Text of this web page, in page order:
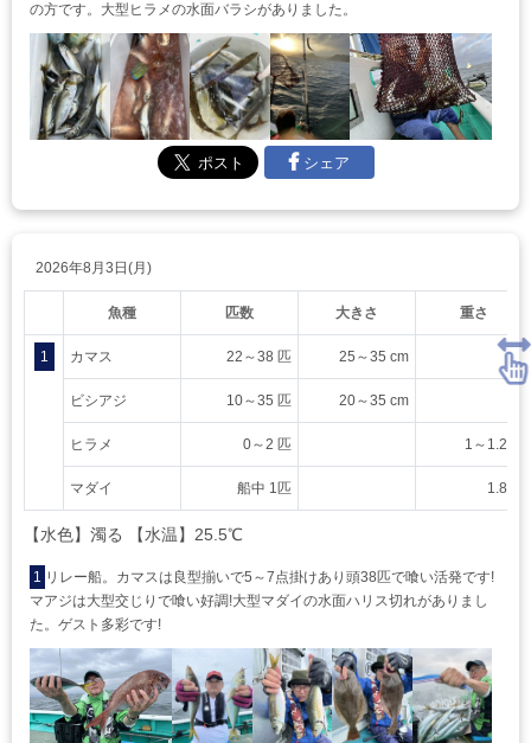
の方です。大型ヒラメの水面バラシがありました。
シェア
2026年8月3日(月)
魚種 匹数 大きさ 重さ
1 カマス 22～38 匹 25～35 cm
ビシアジ 10～35 匹 20～35 cm
ヒラメ 0～2 匹 1～1.2 kg
マダイ 船中 1匹 1.8 kg
【水色】濁る 【水温】25.5℃
1 リレー船。カマスは良型揃いで5～7点掛けあり頭38匹で喰い活発です!
マアジは大型交じりで喰い好調!大型マダイの水面ハリス切れがありまし
た。ゲスト多彩です!